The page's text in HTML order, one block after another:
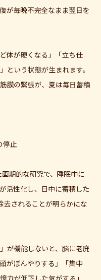
が毎晩不完全なまま翌日を
体が硬くなる」「立ち仕
という状態が生まれます。
膜の緊張が、夏は毎日蓄積
停止
期的な研究で、睡眠中に
活性化し、日中に蓄積した
去されることが明らかにな
が機能しないと、脳に老廃
がぼんやりする」「集中